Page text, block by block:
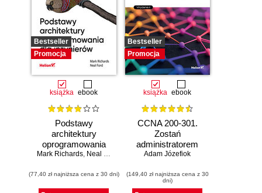
Bestseller
Promocja
książka ebook
Podstawy
architektury
oprogramowania
dla inżynierów.
Mark Richards, Neal Ford
(77,40 zł najniższa cena z 30 dni)
Bestseller
Promocja
książka ebook
CCNA 200-301.
Zostań
administratorem
sieci
Cisco. Wydanie II
Adam Józefiok
(149,40 zł najniższa cena z 30
dni)